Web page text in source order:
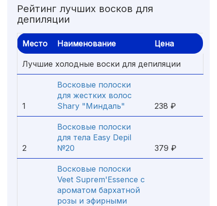
Рейтинг лучших восков для
депиляции
Место Наименование Цена
Лучшие холодные воски для депиляции
1
Восковые полоски
для жестких волос
Shary "Миндаль"
238 ₽
2
Восковые полоски
для тела Easy Depil
№20
379 ₽
Восковые полоски
Veet Suprem'Essence с
ароматом бархатной
розы и эфирными